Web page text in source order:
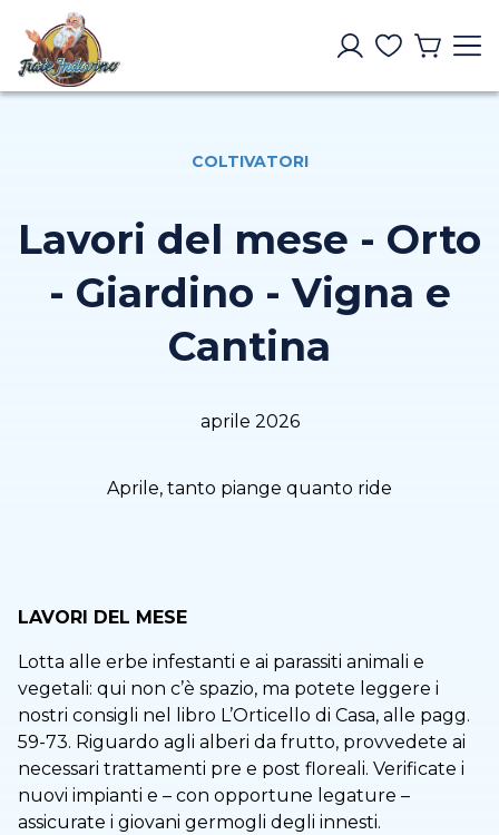
COLTIVATORI
Lavori del mese - Orto
- Giardino - Vigna e
Cantina
aprile 2026
Aprile, tanto piange quanto ride
LAVORI DEL MESE
Lotta alle erbe infestanti e ai parassiti animali e
vegetali: qui non c’è spazio, ma potete leggere i
nostri consigli nel libro L’Orticello di Casa, alle pagg.
59-73. Riguardo agli alberi da frutto, provvedete ai
necessari trattamenti pre e post floreali. Verificate i
nuovi impianti e – con opportune legature –
assicurate i giovani germogli degli innesti.